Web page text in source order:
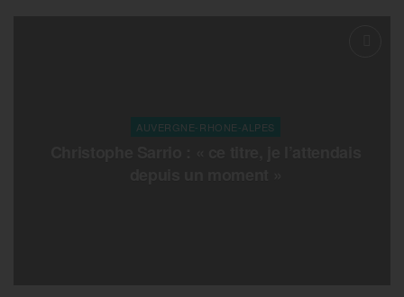
AUVERGNE-RHONE-ALPES